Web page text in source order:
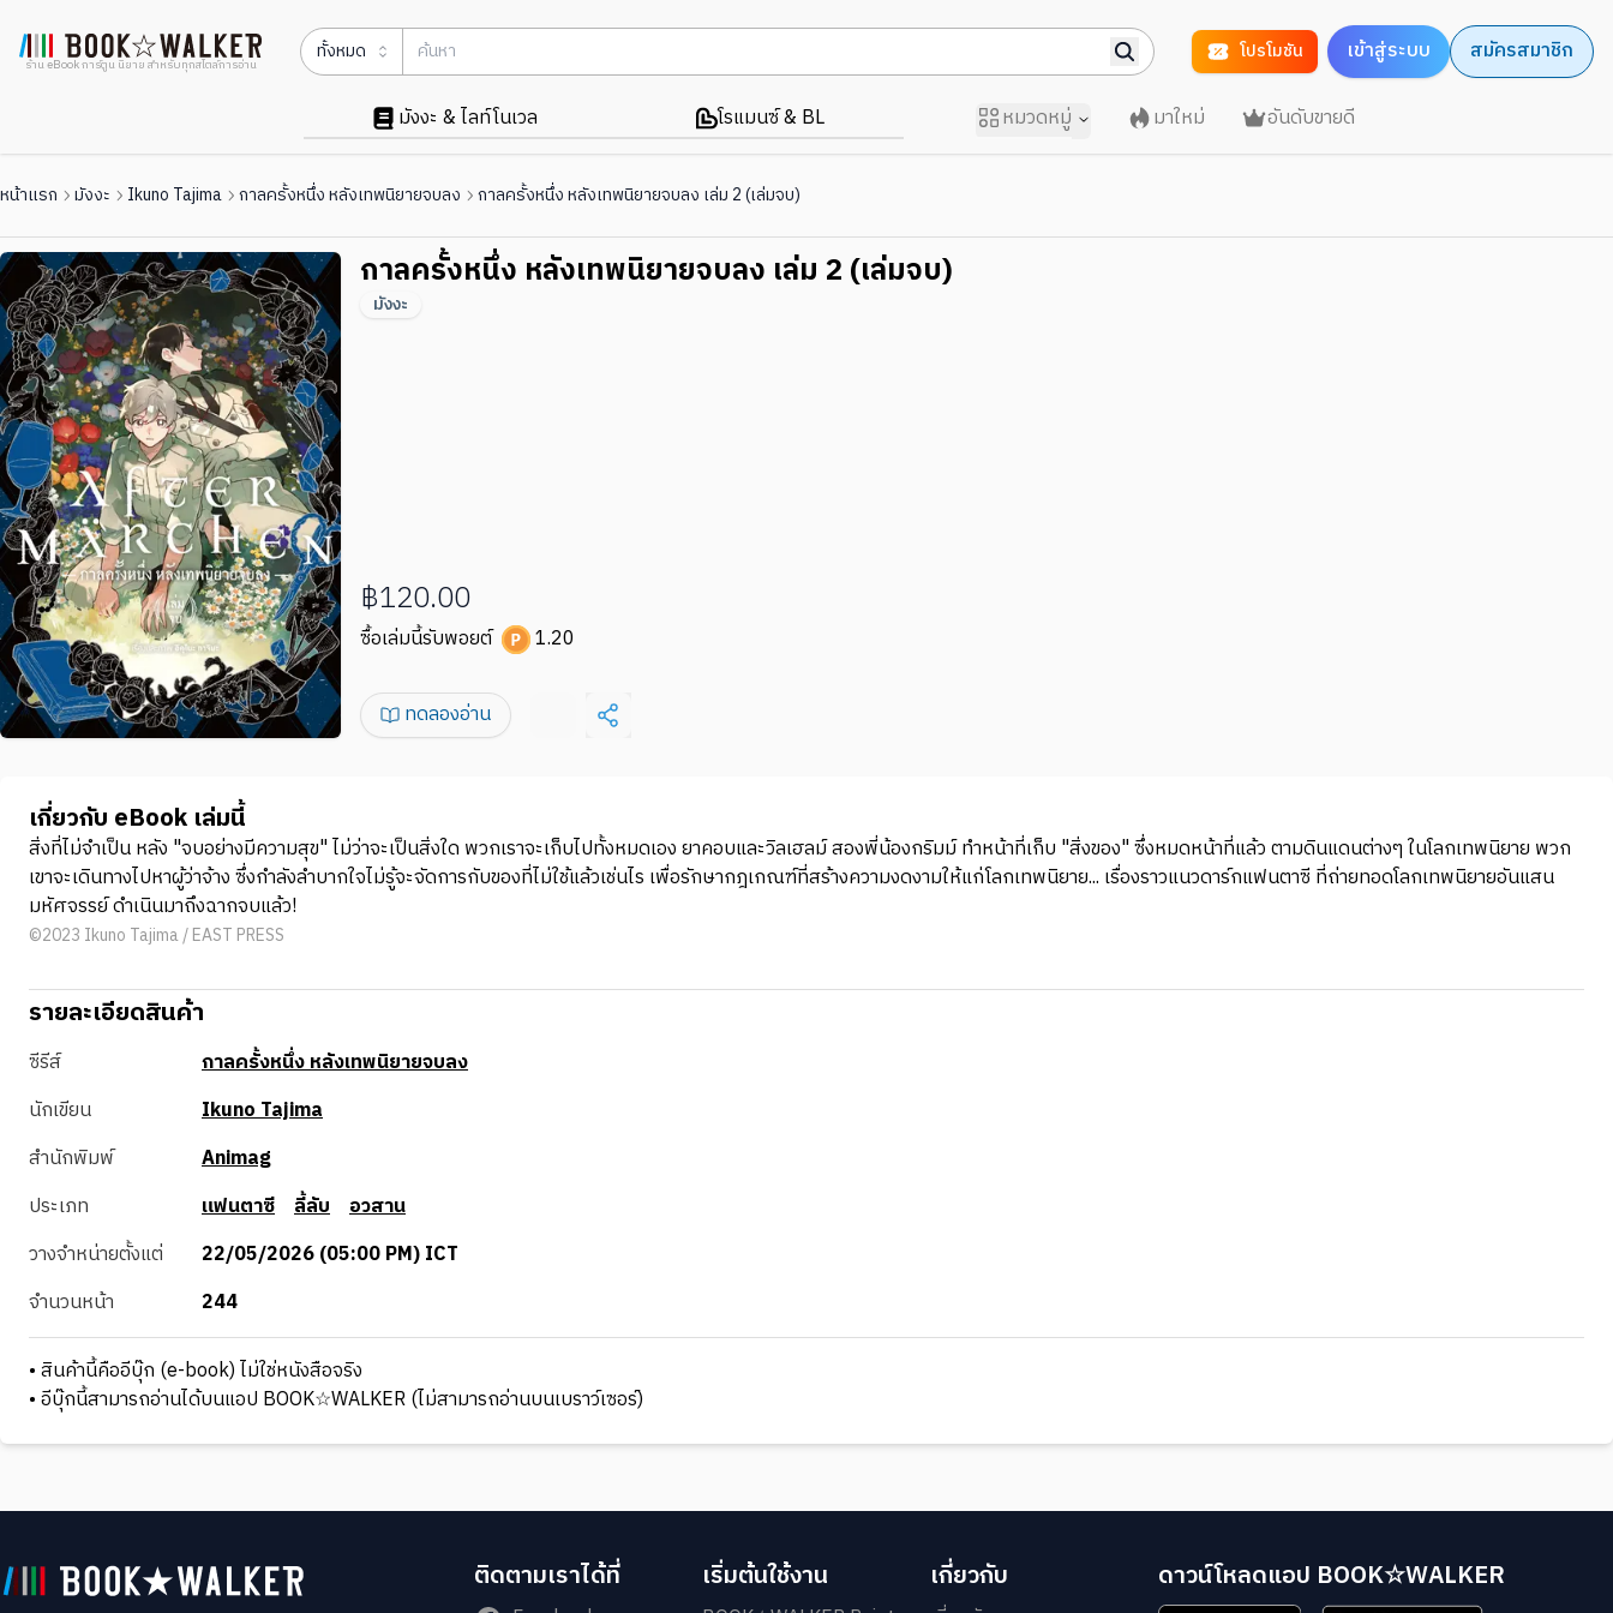
ร้าน eBook การ์ตูน นิยาย สำหรับทุกสไตล์การอ่าน
ทั้งหมด โปรโมชัน เข้าสู่ระบบ สมัครสมาชิก
มังงะ & ไลท์โนเวล โรแมนซ์ & BL หมวดหมู่ มาใหม่ อันดับขายดี
หน้าแรก มังงะ Ikuno Tajima กาลครั้งหนึ่ง หลังเทพนิยายจบลง กาลครั้งหนึ่ง หลังเทพนิยายจบลง เล่ม 2 (เล่มจบ)
กาลครั้งหนึ่ง หลังเทพนิยายจบลง เล่ม 2 (เล่มจบ)
มังงะ
฿120.00
ซื้อเล่มนี้รับพอยต์ 1.20
ทดลองอ่าน
เกี่ยวกับ eBook เล่มนี้
สิ่งที่ไม่จำเป็น หลัง "จบอย่างมีความสุข" ไม่ว่าจะเป็นสิ่งใด พวกเราจะเก็บไปทั้งหมดเอง ยาคอบและวิลเฮลม์ สองพี่น้องกริมม์ ทำหน้าที่เก็บ "สิ่งของ" ซึ่งหมดหน้าที่แล้ว ตามดินแดนต่างๆ ในโลกเทพนิยาย พวก
เขาจะเดินทางไปหาผู้ว่าจ้าง ซึ่งกำลังลำบากใจไม่รู้จะจัดการกับของที่ไม่ใช้แล้วเช่นไร เพื่อรักษากฎเกณฑ์ที่สร้างความงดงามให้แก่โลกเทพนิยาย... เรื่องราวแนวดาร์กแฟนตาซี ที่ถ่ายทอดโลกเทพนิยายอันแสน
มหัศจรรย์ ดำเนินมาถึงฉากจบแล้ว!
©2023 Ikuno Tajima / EAST PRESS
รายละเอียดสินค้า
ซีรีส์
กาลครั้งหนึ่ง หลังเทพนิยายจบลง
นักเขียน
Ikuno Tajima
สำนักพิมพ์
Animag
ประเภท
แฟนตาซี ลี้ลับ อวสาน
วางจำหน่ายตั้งแต่
22/05/2026 (05:00 PM) ICT
จำนวนหน้า
244
• สินค้านี้คืออีบุ๊ก (e-book) ไม่ใช่หนังสือจริง
• อีบุ๊กนี้สามารถอ่านได้บนแอป BOOK☆WALKER (ไม่สามารถอ่านบนเบราว์เซอร์)
ติดตามเราได้ที่ เริ่มต้นใช้งาน เกี่ยวกับ ดาวน์โหลดแอป BOOK☆WALKER